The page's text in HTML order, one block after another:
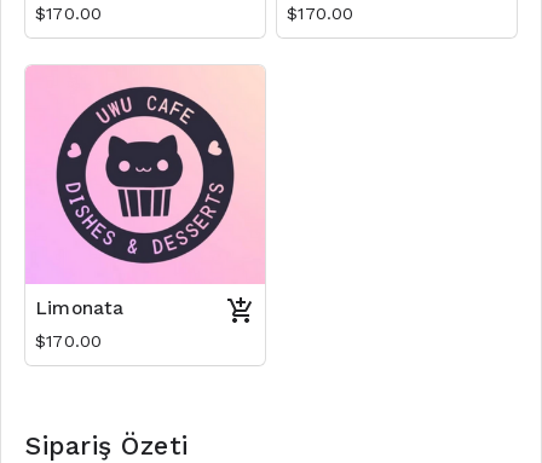
$170.00 $170.00
Limonata
$170.00
Sipariş Özeti